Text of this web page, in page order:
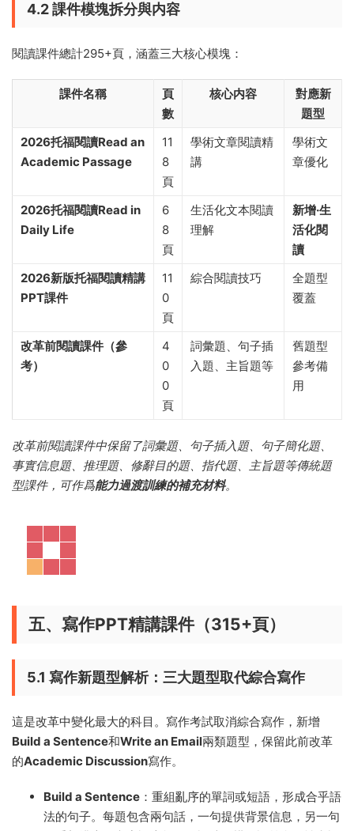
4.2 課件模塊拆分與内容
閱讀課件總計295+頁，涵蓋三大核心模塊：
課件名稱
頁
數
核心内容
對應新
題型
2026托福閱讀Read an
Academic Passage
11
8
頁
學術文章閱讀精
講
學術文
章優化
2026托福閱讀Read in
Daily Life
6
8
頁
生活化文本閱讀
理解
新增·生
活化閱
讀
2026新版托福閱讀精講
PPT課件
11
0
頁
綜合閱讀技巧
全題型
覆蓋
改革前閱讀課件（參
考）
4
0
0
頁
詞彙題、句子插
入題、主旨題等
舊題型
參考備
用
改革前閱讀課件中保留了詞彙題、句子插入題、句子簡化題、
事實信息題、推理題、修辭目的題、指代題、主旨題等傳統題
型課件，可作爲能力過渡訓練的補充材料。
五、寫作PPT精講課件（315+頁）
5.1 寫作新題型解析：三大題型取代綜合寫作
這是改革中變化最大的科目。寫作考試取消綜合寫作，新增
Build a Sentence和Write an Email兩類題型，保留此前改革
的Academic Discussion寫作。
Build a Sentence ：重組亂序的單詞或短語，形成合乎語
法的句子。每題包含兩句話，一句提供背景信息，另一句